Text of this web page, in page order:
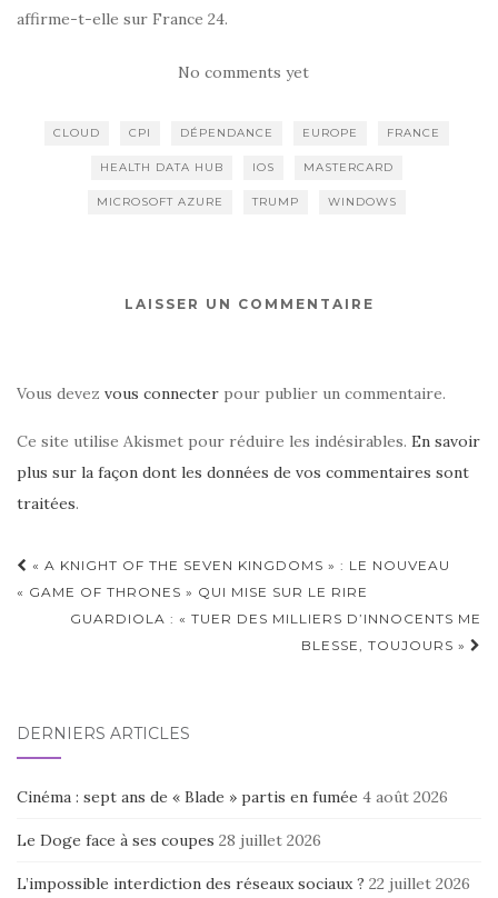
affirme-t-elle sur France 24.
No comments yet
CLOUD CPI DÉPENDANCE EUROPE FRANCE
HEALTH DATA HUB IOS MASTERCARD
MICROSOFT AZURE TRUMP WINDOWS
LAISSER UN COMMENTAIRE
Vous devez vous connecter pour publier un commentaire.
Ce site utilise Akismet pour réduire les indésirables. En savoir
plus sur la façon dont les données de vos commentaires sont
traitées.
Navigation
d'article
« A KNIGHT OF THE SEVEN KINGDOMS » : LE NOUVEAU
« GAME OF THRONES » QUI MISE SUR LE RIRE
GUARDIOLA : « TUER DES MILLIERS D’INNOCENTS ME
BLESSE, TOUJOURS »
DERNIERS ARTICLES
Cinéma : sept ans de « Blade » partis en fumée 4 août 2026
Le Doge face à ses coupes 28 juillet 2026
L’impossible interdiction des réseaux sociaux ? 22 juillet 2026